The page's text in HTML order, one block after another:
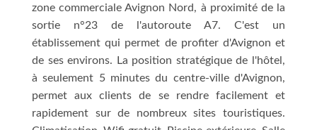
zone commerciale Avignon Nord, à proximité de la
sortie n°23 de l'autoroute A7. C'est un
établissement qui permet de profiter d'Avignon et
de ses environs. La position stratégique de l'hôtel,
à seulement 5 minutes du centre-ville d'Avignon,
permet aux clients de se rendre facilement et
rapidement sur de nombreux sites touristiques.